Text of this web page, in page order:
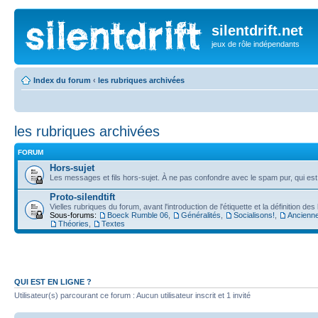
silentdrift.net
jeux de rôle indépendants
Index du forum ‹ les rubriques archivées
les rubriques archivées
FORUM
Hors-sujet
Les messages et fils hors-sujet. À ne pas confondre avec le spam pur, qui
Proto-silendtift
Vielles rubriques du forum, avant l'introduction de l'étiquette et la définition
Sous-forums:
Boeck Rumble 06 Généralités Socialisons!
Théories
Textes
QUI EST EN LIGNE ?
Utilisateur(s) parcourant ce forum : Aucun utilisateur inscrit et 1 invité